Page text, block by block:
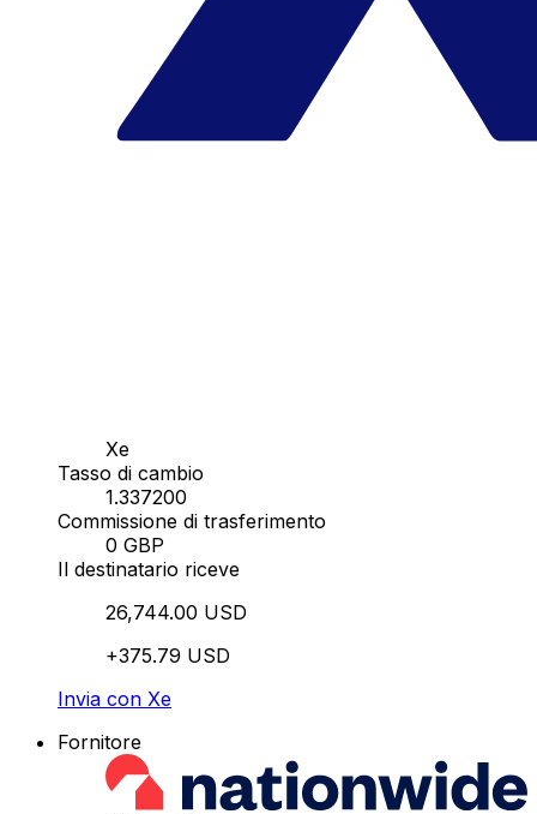
Xe
Tasso di cambio
1.337200
Commissione di trasferimento
0 GBP
Il destinatario riceve
26,744.00 USD
+375.79 USD
Invia con Xe
Fornitore